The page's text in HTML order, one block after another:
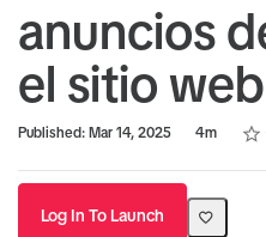
anuncios
el sitio
Published: Mar 14, 2025
Duration 4m 1
2
3
4
5
Average rating: 0
No reviews
Log In To Launch